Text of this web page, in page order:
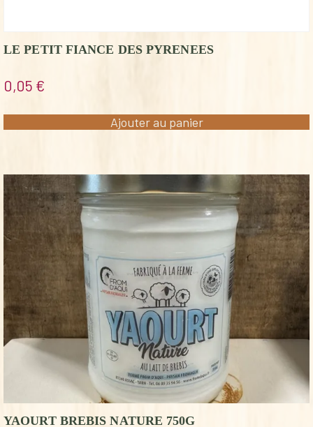
LE PETIT FIANCE DES PYRENEES
0,05 €
Ajouter au panier
YAOURT BREBIS NATURE 750G